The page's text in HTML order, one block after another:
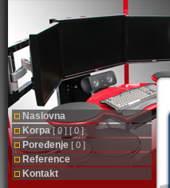
Naslovna
Korpa[ 0 ] [ 0 ]
Poređenje [ 0 ]
Reference
Kontakt